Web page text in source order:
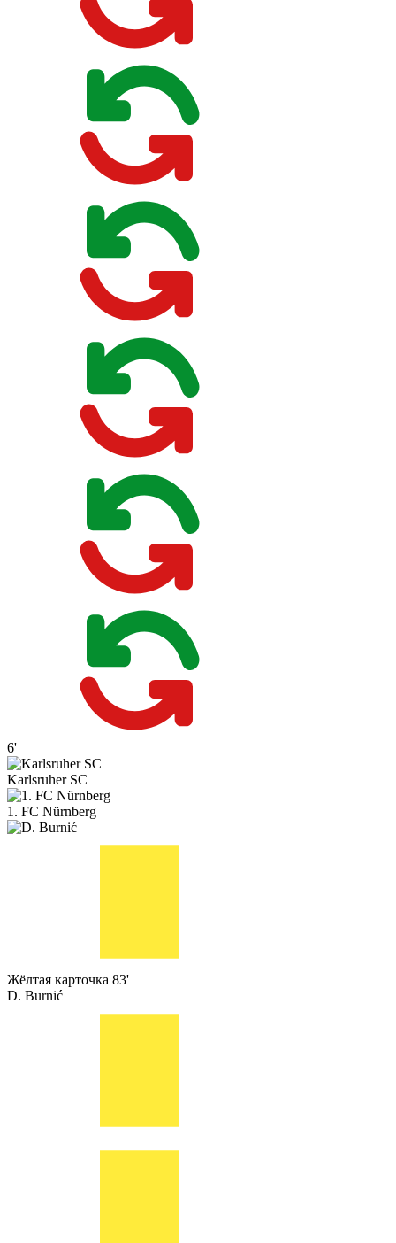
6'
Karlsruher SC
1. FC Nürnberg
Жёлтая карточка 83'
D. Burnić